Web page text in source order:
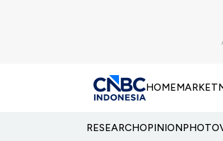
HOMEMARKET
RESEARCHOPINIONPHOTO